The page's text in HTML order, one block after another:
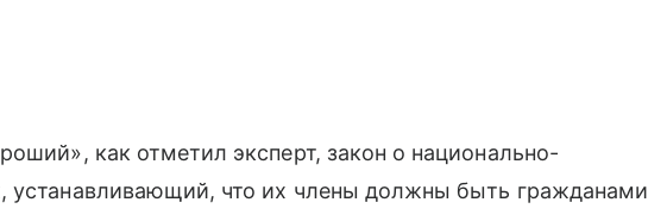
как отметил эксперт, закон о национально-
устанавливающий, что их члены должны быть гражданами